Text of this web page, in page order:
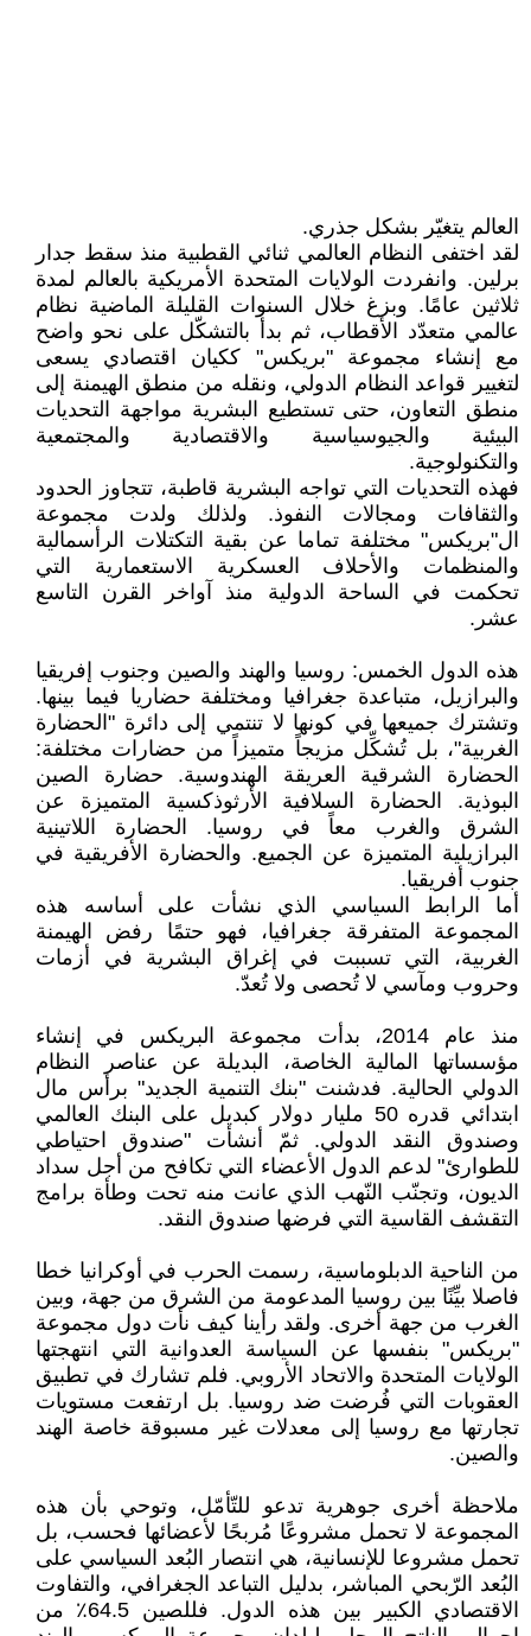
العالم يتغيّر بشكل جذري.
لقد اختفى النظام العالمي ثنائي القطبية منذ سقط جدار
برلين. وانفردت الولايات المتحدة الأمريكية بالعالم لمدة
ثلاثين عامًا. وبزغ خلال السنوات القليلة الماضية نظام
عالمي متعدّد الأقطاب، ثم بدأ بالتشكّل على نحو واضح
مع إنشاء مجموعة "بريكس" ككيان اقتصادي يسعى
لتغيير قواعد النظام الدولي، ونقله من منطق الهيمنة إلى
منطق التعاون، حتى تستطيع البشرية مواجهة التحديات
البيئية والجيوسياسية والاقتصادية والمجتمعية
والتكنولوجية.
فهذه التحديات التي تواجه البشرية قاطبة، تتجاوز الحدود
والثقافات ومجالات النفوذ. ولذلك ولدت مجموعة
ال"بريكس" مختلفة تماما عن بقية التكتلات الرأسمالية
والمنظمات والأحلاف العسكرية الاستعمارية التي
تحكمت في الساحة الدولية منذ آواخر القرن التاسع
عشر.
هذه الدول الخمس: روسيا والهند والصين وجنوب إفريقيا
والبرازيل، متباعدة جغرافيا ومختلفة حضاريا فيما بينها.
وتشترك جميعها في كونها لا تنتمي إلى دائرة "الحضارة
الغربية"، بل تُشكِّل مزيجاً متميزاً من حضارات مختلفة:
الحضارة الشرقية العريقة الهندوسية. حضارة الصين
البوذية. الحضارة السلافية الأرثوذكسية المتميزة عن
الشرق والغرب معاً في روسيا. الحضارة اللاتينية
البرازيلية المتميزة عن الجميع. والحضارة الأفريقية في
جنوب أفريقيا.
أما الرابط السياسي الذي نشأت على أساسه هذه
المجموعة المتفرقة جغرافيا، فهو حتمًا رفض الهيمنة
الغربية، التي تسببت في إغراق البشرية في أزمات
وحروب ومآسي لا تُحصى ولا تُعدّ.
منذ عام 2014، بدأت مجموعة البريكس في إنشاء
مؤسساتها المالية الخاصة، البديلة عن عناصر النظام
الدولي الحالية. فدشنت "بنك التنمية الجديد" برأس مال
ابتدائي قدره 50 مليار دولار كبديل على البنك العالمي
وصندوق النقد الدولي. ثمّ أنشأت "صندوق احتياطي
للطوارئ" لدعم الدول الأعضاء التي تكافح من أجل سداد
الديون، وتجنّب النّهب الذي عانت منه تحت وطأة برامج
التقشف القاسية التي فرضها صندوق النقد.
من الناحية الدبلوماسية، رسمت الحرب في أوكرانيا خطا
فاصلا بيِّنًا بين روسيا المدعومة من الشرق من جهة، وبين
الغرب من جهة أخرى. ولقد رأينا كيف نأت دول مجموعة
"بريكس" بنفسها عن السياسة العدوانية التي انتهجتها
الولايات المتحدة والاتحاد الأروبي. فلم تشارك في تطبيق
العقوبات التي فُرضت ضد روسيا. بل ارتفعت مستويات
تجارتها مع روسيا إلى معدلات غير مسبوقة خاصة الهند
والصين.
ملاحظة أخرى جوهرية تدعو للتّأمّل، وتوحي بأن هذه
المجموعة لا تحمل مشروعًا مُربحًا لأعضائها فحسب، بل
تحمل مشروعا للإنسانية، هي انتصار البُعد السياسي على
البُعد الرّبحي المباشر، بدليل التباعد الجغرافي، والتفاوت
الاقتصادي الكبير بين هذه الدول. فللصين 64.5٪ من